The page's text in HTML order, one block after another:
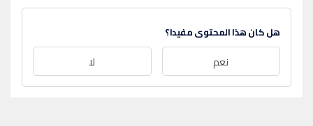
هل كان هذا المحتوى مفيدا؟
نعم لا